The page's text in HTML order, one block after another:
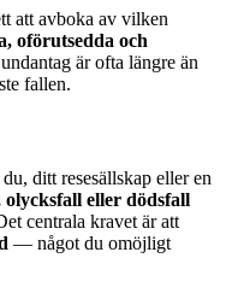
att avboka av vilken
oförutsedda och
är ofta längre än
fallen.
ditt resesällskap eller en
eller dödsfall
centrala kravet är att
— något du omöjligt